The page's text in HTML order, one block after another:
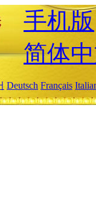
手机版
简体
Deutsch Français